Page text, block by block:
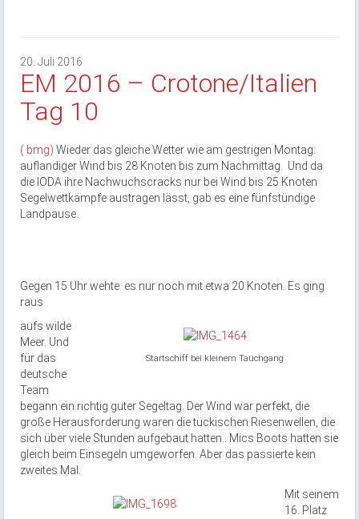
20. Juli 2016
EM 2016 – Crotone/Italien
Tag 10
( bmg) Wieder das gleiche Wetter wie am gestrigen Montag:
auflandiger Wind bis 28 Knoten bis zum Nachmittag. Und da
die IODA ihre Nachwuchscracks nur bei Wind bis 25 Knoten
Segelwettkämpfe austragen lässt, gab es eine fünfstündige
Landpause.
Gegen 15 Uhr wehte es nur noch mit etwa 20 Knoten. Es ging
raus
Startschiff bei kleinem Tauchgang
aufs wilde
Meer. Und
für das
deutsche
Team
begann ein richtig guter Segeltag. Der Wind war perfekt, die
große Herausforderung waren die tückischen Riesenwellen, die
sich über viele Stunden aufgebaut hatten.. Mics Boots hatten sie
gleich beim Einsegeln umgeworfen. Aber das passierte kein
zweites Mal.
Mit seinem
16. Platz